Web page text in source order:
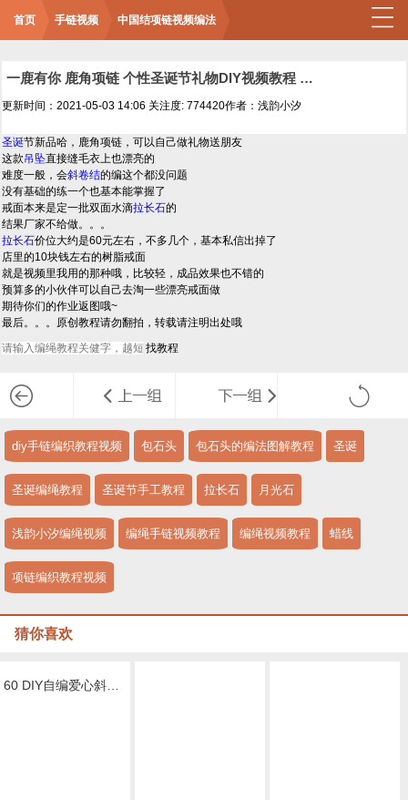
首页 手链视频 中国结项链视频编法
一鹿有你 鹿角项链 个性圣诞节礼物DIY视频教程 南美蜡线macrame包石项链 拉长石月光石更美哦
更新时间：2021-05-03 14:06 关注度: 774420作者：浅韵小汐
圣诞节新品哈，鹿角项链，可以自己做礼物送朋友
这款吊坠直接缝毛衣上也漂亮的
难度一般，会斜卷结的编这个都没问题
没有基础的练一个也基本能掌握了
戒面本来是定一批双面水滴拉长石的
结果厂家不给做。。。
拉长石价位大约是60元左右，不多几个，基本私信出掉了
店里的10块钱左右的树脂戒面
就是视频里我用的那种哦，比较轻，成品效果也不错的
预算多的小伙伴可以自己去淘一些漂亮戒面做
期待你们的作业返图哦~
最后。。。原创教程请勿翻拍，转载请注明出处哦
diy手链编织教程视频 包石头 包石头的编法图解教程 圣诞
圣诞编绳教程 圣诞节手工教程 拉长石 月光石
浅韵小汐编绳视频 编绳手链视频教程 编绳视频教程 蜡线
项链编织教程视频
猜你喜欢